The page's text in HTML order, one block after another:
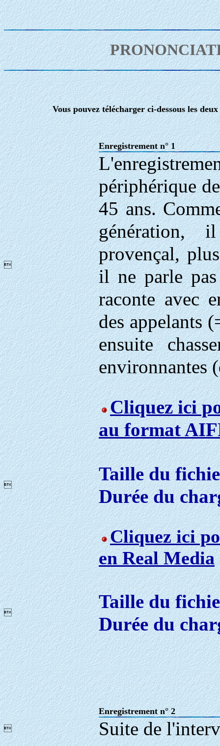
Vous pouvez télécharger ci-dessous les
Enregistrement n° 1

périphérique
45 ans.
génération,
provençal,
il ne parle
raconte avec
des appelants
ensuite
environnantes
Cliquez ici
au format

Taille du
Durée du
Cliquez ici
en Real Media

Taille du
Durée du
Enregistrement n° 2

Suite de